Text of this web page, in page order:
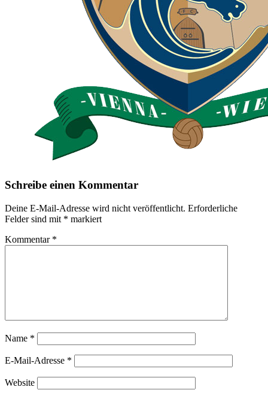
Schreibe einen Kommentar
Deine E-Mail-Adresse wird nicht veröffentlicht. Erforderliche
Felder sind mit * markiert
Kommentar *
Name *
E-Mail-Adresse *
Website